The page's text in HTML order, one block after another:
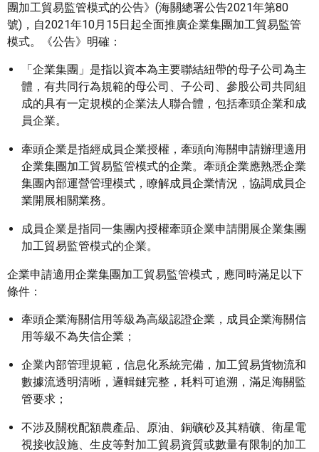
團加工貿易監管模式的公告》(海關總署公告2021年第80
號)，自2021年10月15日起全面推廣企業集團加工貿易監管
模式。《公告》明確：
「企業集團」是指以資本為主要聯結紐帶的母子公司為主
體，有共同行為規範的母公司、子公司、參股公司共同組
成的具有一定規模的企業法人聯合體，包括牽頭企業和成
員企業。
牽頭企業是指經成員企業授權，牽頭向海關申請辦理適用
企業集團加工貿易監管模式的企業。牽頭企業應熟悉企業
集團內部運營管理模式，瞭解成員企業情況，協調成員企
業開展相關業務。
成員企業是指同一集團內授權牽頭企業申請開展企業集團
加工貿易監管模式的企業。
企業申請適用企業集團加工貿易監管模式，應同時滿足以下
條件：
牽頭企業海關信用等級為高級認證企業，成員企業海關信
用等級不為失信企業；
企業內部管理規範，信息化系統完備，加工貿易貨物流和
數據流透明清晰，邏輯鏈完整，耗料可追溯，滿足海關監
管要求；
不涉及關稅配額農產品、原油、銅礦砂及其精礦、衛星電
視接收設施、生皮等對加工貿易資質或數量有限制的加工